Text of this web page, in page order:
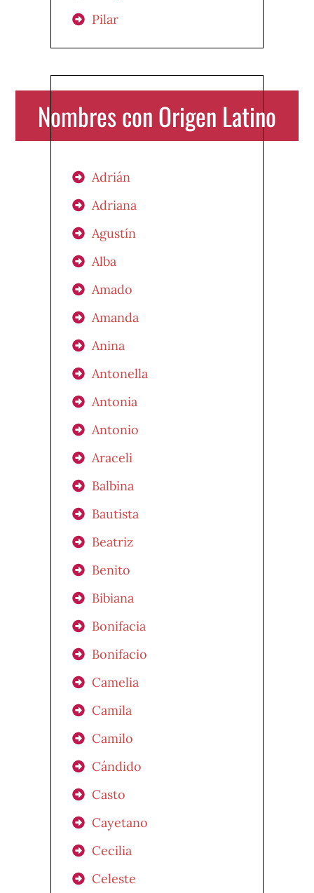
Pilar
Nombres con Origen Latino
Adrián
Adriana
Agustín
Alba
Amado
Amanda
Anina
Antonella
Antonia
Antonio
Araceli
Balbina
Bautista
Beatriz
Benito
Bibiana
Bonifacia
Bonifacio
Camelia
Camila
Camilo
Cándido
Casto
Cayetano
Cecilia
Celeste